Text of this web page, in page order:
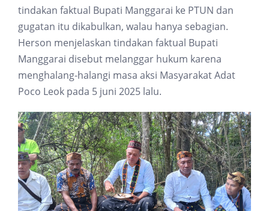
tindakan faktual Bupati Manggarai ke PTUN dan
gugatan itu dikabulkan, walau hanya sebagian.
Herson menjelaskan tindakan faktual Bupati
Manggarai disebut melanggar hukum karena
menghalang-halangi masa aksi Masyarakat Adat
Poco Leok pada 5 juni 2025 lalu.